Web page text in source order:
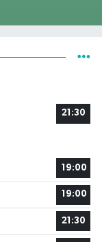
21:30
19:00
19:00
21:30